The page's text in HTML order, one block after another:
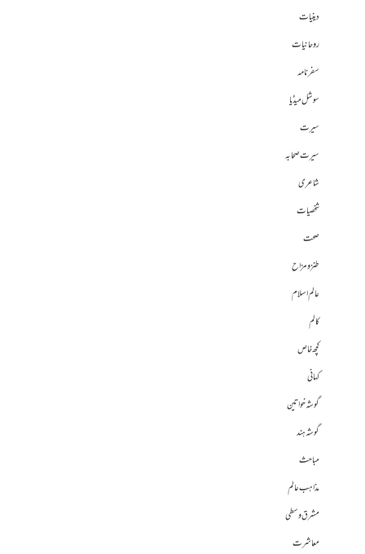
دینیات
روحانیات
سفرنامہ
سوشل میڈیا
سیرت
سیرت صحابہ
شاعری
شخصیات
صحت
طنز و مزاح
عالم اسلام
کالم
کچھ خاص
کہانی
گوشہ خواتین
گوشہ ہند
مباحث
مذاہب عالم
مشرق وسطی
معاشرت